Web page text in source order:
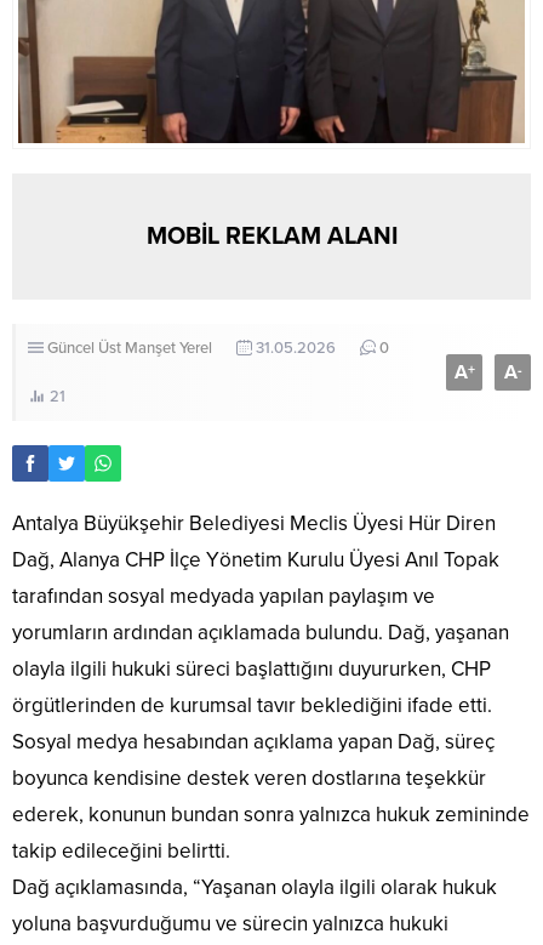
MOBİL REKLAM ALANI
Güncel Üst ManşetYerel 31.05.2026 0
21
A+ A-
Antalya Büyükşehir Belediyesi Meclis Üyesi Hür Diren
Dağ, Alanya CHP İlçe Yönetim Kurulu Üyesi Anıl Topak
tarafından sosyal medyada yapılan paylaşım ve
yorumların ardından açıklamada bulundu. Dağ, yaşanan
olayla ilgili hukuki süreci başlattığını duyururken, CHP
örgütlerinden de kurumsal tavır beklediğini ifade etti.
Sosyal medya hesabından açıklama yapan Dağ, süreç
boyunca kendisine destek veren dostlarına teşekkür
ederek, konunun bundan sonra yalnızca hukuk zemininde
takip edileceğini belirtti.
Dağ açıklamasında, “Yaşanan olayla ilgili olarak hukuk
yoluna başvurduğumu ve sürecin yalnızca hukuki